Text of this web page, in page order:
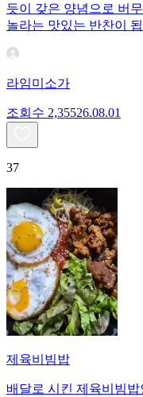
듯이 갖은 양념으로 버
놀라는 맛있는 반찬이
라임미소가
조회수 2,35526.08.01
37
제육비빔밥
배달로 시킨 제육비빔